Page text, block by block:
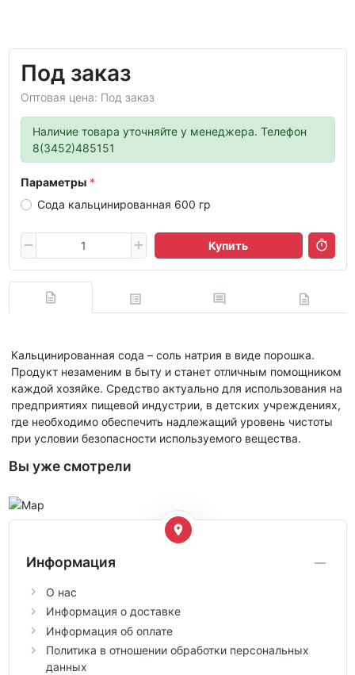
Под заказ
Оптовая цена: Под заказ
Наличие товара уточняйте у менеджера. Телефон
8(3452)485151
Параметры
Сода кальцинированная 600 гр
Купить
Кальцинированная сода – соль натрия в виде порошка.
Продукт незаменим в быту и станет отличным помощником
каждой хозяйке. Средство актуально для использования на
предприятиях пищевой индустрии, в детских учреждениях,
где необходимо обеспечить надлежащий уровень чистоты
при условии безопасности используемого вещества.
Вы уже смотрели
Информация
О нас
Информация о доставке
Информация об оплате
Политика в отношении обработки персональных
данных